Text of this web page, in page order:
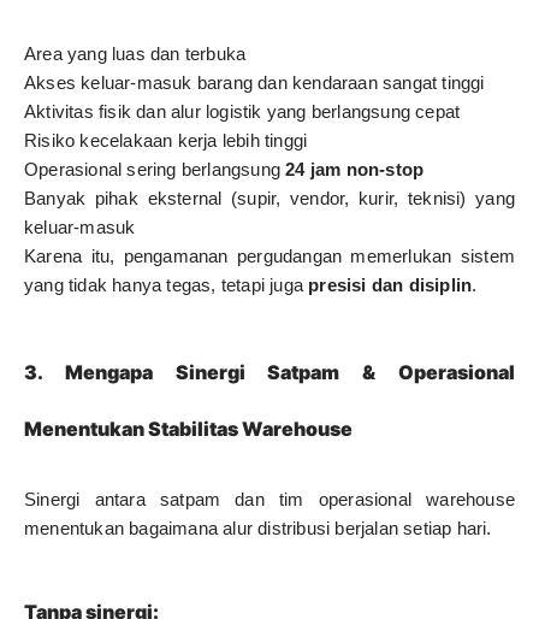
Area yang luas dan terbuka
Akses keluar-masuk barang dan kendaraan sangat tinggi
Aktivitas fisik dan alur logistik yang berlangsung cepat
Risiko kecelakaan kerja lebih tinggi
Operasional sering berlangsung24 jam non-stop
Banyak pihak eksternal (supir, vendor, kurir, teknisi) yang
keluar-masuk
Karena itu, pengamanan pergudangan memerlukan sistem
yang tidak hanya tegas, tetapi juga presisi dan disiplin.
3. Mengapa Sinergi Satpam & Operasional
Menentukan Stabilitas Warehouse
Sinergi antara satpam dan tim operasional warehouse
menentukan bagaimana alur distribusi berjalan setiap hari.
Tanpa sinergi: